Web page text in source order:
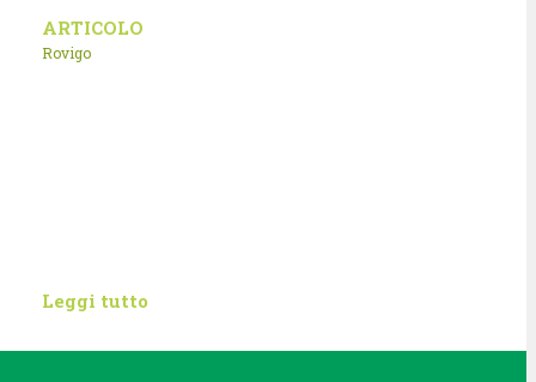
ARTICOLO
Rovigo
Leggi tutto